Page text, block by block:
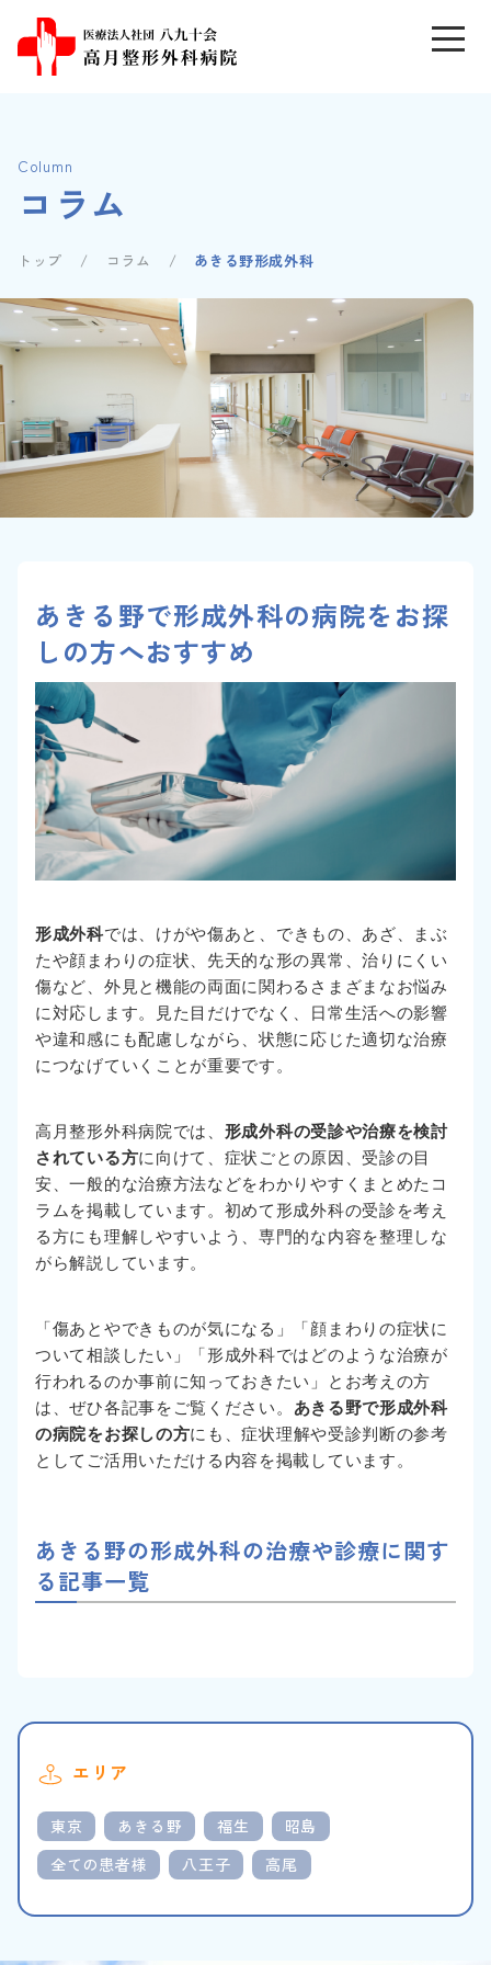
Column
コラム
トップ コラム あきる野形成外科
あきる野で形成外科の病院をお探
しの方へおすすめ
形成外科では、けがや傷あと、できもの、あざ、まぶ
たや顔まわりの症状、先天的な形の異常、治りにくい
傷など、外見と機能の両面に関わるさまざまなお悩み
に対応します。見た目だけでなく、日常生活への影響
や違和感にも配慮しながら、状態に応じた適切な治療
につなげていくことが重要です。
高月整形外科病院では、 形成外科の受診や治療を検討
されている方に向けて、症状ごとの原因、受診の目
安、一般的な治療方法などをわかりやすくまとめたコ
ラムを掲載しています。初めて形成外科の受診を考え
る方にも理解しやすいよう、専門的な内容を整理しな
がら解説しています。
「傷あとやできものが気になる」「顔まわりの症状に
ついて相談したい」「形成外科ではどのような治療が
行われるのか事前に知っておきたい」とお考えの方
は、ぜひ各記事をご覧ください。 あきる野で形成外科
の病院をお探しの方にも、症状理解や受診判断の参考
としてご活用いただける内容を掲載しています。
あきる野の形成外科の治療や診療に関す
る記事一覧
エリア
東京 あきる野 福生
昭島
全ての患者様
八王子 高尾